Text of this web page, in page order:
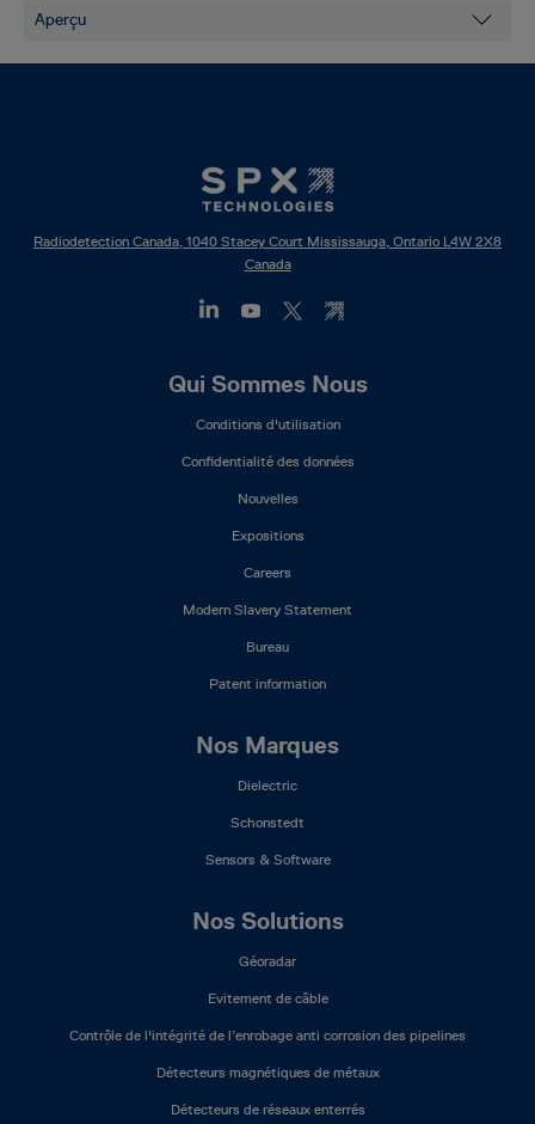
Radiodetection Canada, 1040 Stacey Court Mississauga, Ontario L4W 2X8
Canada
Qui Sommes Nous
Conditions d'utilisation
Confidentialité des données
Nouvelles
Expositions
Careers
Modern Slavery Statement
Bureau
Patent information
Nos Marques
Dielectric
Schonstedt
Sensors & Software
Nos Solutions
Géoradar
Evitement de câble
Contrôle de l'intégrité de l’enrobage anti corrosion des pipelines
Détecteurs magnétiques de métaux
Détecteurs de réseaux enterrés